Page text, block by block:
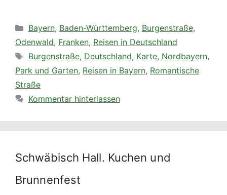
Kategorien
Bayern, Baden-Württemberg, Burgenstraße,
Odenwald, Franken, Reisen in Deutschland
Schlagwörter
Burgenstraße, Deutschland, Karte, Nordbayern,
Park und Garten, Reisen in Bayern, Romantische
Straße
Kommentar hinterlassen
Schwäbisch Hall. Kuchen und
Brunnenfest